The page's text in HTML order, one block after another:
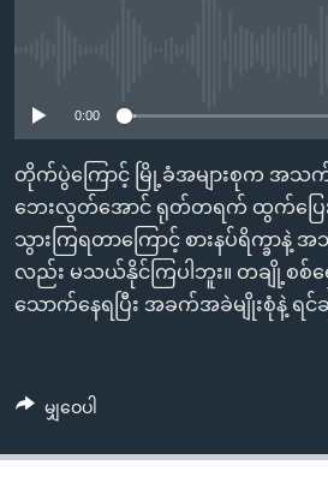
စာမျက်နှာ
သို့
ကျော်
ကြည့်
ရန်
နေရာ
ဗွီအိုအေ လူမှုကွန်ယက်များ
0:00
တိုက်ပွဲကြောင့် မြို့ခံအများစုက အသ
ဘေးလွတ်အောင် ရုတ်တရက် ထွက်ပြေ
သွားကြရတာကြောင့် စားနပ်ရိက္ခာနဲ့
လည်း မသယ်နိုင်ကြပါဘူး။ တချို့စစ်ရှေ
သောက်နေရပြီး အခက်အခဲမျိုးစုံနဲ့ ရ
မျှဝေပါ